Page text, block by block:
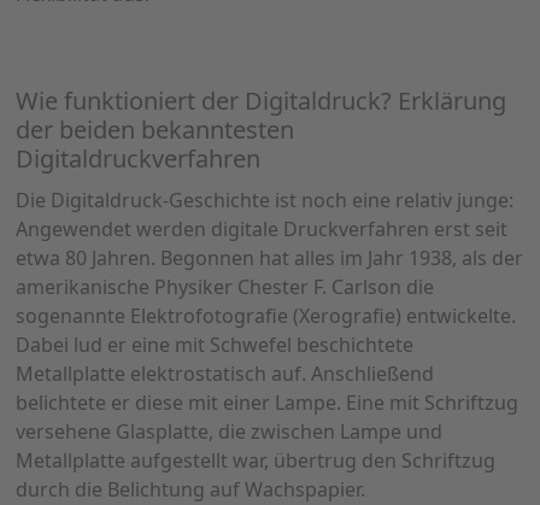
Wie funktioniert der Digitaldruck? Erklärung
der beiden bekanntesten
Digitaldruckverfahren
Die Digitaldruck-Geschichte ist noch eine relativ junge:
Angewendet werden digitale Druckverfahren erst seit
etwa 80 Jahren. Begonnen hat alles im Jahr 1938, als der
amerikanische Physiker Chester F. Carlson die
sogenannte Elektrofotografie (Xerografie) entwickelte.
Dabei lud er eine mit Schwefel beschichtete
Metallplatte elektrostatisch auf. Anschließend
belichtete er diese mit einer Lampe. Eine mit Schriftzug
versehene Glasplatte, die zwischen Lampe und
Metallplatte aufgestellt war, übertrug den Schriftzug
durch die Belichtung auf Wachspapier.